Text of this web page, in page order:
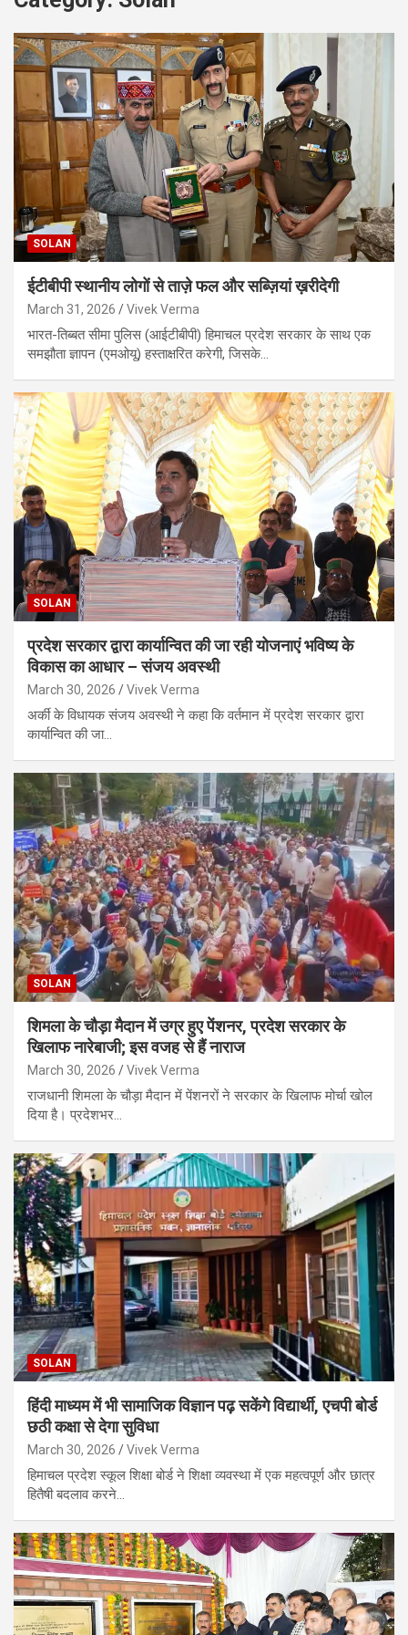
SOLAN
ईटीबीपी स्थानीय लोगों से ताज़े फल और सब्ज़ियां ख़रीदेगी
March 31, 2026 Vivek Verma
भारत-तिब्बत सीमा पुलिस (आईटीबीपी) हिमाचल प्रदेश सरकार के साथ एक
समझौता ज्ञापन (एमओयू) हस्ताक्षरित करेगी, जिसके…
SOLAN
प्रदेश सरकार द्वारा कार्यान्वित की जा रही योजनाएं भविष्य के
विकास का आधार – संजय अवस्थी
March 30, 2026 Vivek Verma
अर्की के विधायक संजय अवस्थी ने कहा कि वर्तमान में प्रदेश सरकार द्वारा
कार्यान्वित की जा…
SOLAN
शिमला के चौड़ा मैदान में उग्र हुए पेंशनर, प्रदेश सरकार के
खिलाफ नारेबाजी; इस वजह से हैं नाराज
March 30, 2026 Vivek Verma
राजधानी शिमला के चौड़ा मैदान में पेंशनरों ने सरकार के खिलाफ मोर्चा खोल
दिया है। प्रदेशभर…
SOLAN
हिंदी माध्यम में भी सामाजिक विज्ञान पढ़ सकेंगे विद्यार्थी, एचपी बोर्ड
छठी कक्षा से देगा सुविधा
March 30, 2026 Vivek Verma
हिमाचल प्रदेश स्कूल शिक्षा बोर्ड ने शिक्षा व्यवस्था में एक महत्वपूर्ण और छात्र
हितैषी बदलाव करने…